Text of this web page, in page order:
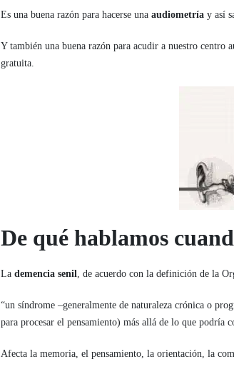
Es una buena razón para hacerse una audiometría y así
Y también una buena razón para acudir a nuestro centro
gratuita.
De qué hablamos
La demencia senil, de acuerdo con la definición de la
“un síndrome –generalmente de naturaleza crónica o
para procesar el pensamiento) más allá de lo que podría
Afecta la memoria, el pensamiento, la orientación, la